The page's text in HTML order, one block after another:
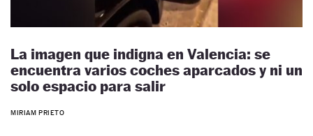
La imagen que indigna en Valencia: se
encuentra varios coches aparcados y ni un
solo espacio para salir
MIRIAM PRIETO